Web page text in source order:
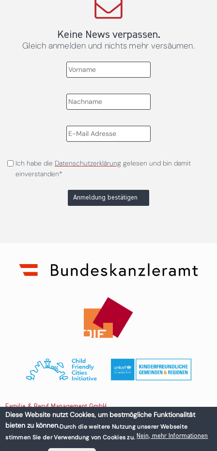
Keine News verpassen.
Gleich anmelden und nichts mehr versäumen.
Ich habe die Datenschutzerklärunggelesen und bin damit
einverstanden*
Anmeldung bestätigen
Familie & Beruf Management GmbH
Untere Donaustraße 13-15/3 1020 Wien, Austria
+43 1 218 50 70
office@familieundberuf.at
Diese Website nutzt Cookies, um bestmögliche Funktionalität
bieten zu können.Durch die weitere Nutzung unserer Webseite
stimmen Sie der Verwendung von Cookies zu. Nein, mehr Informationen